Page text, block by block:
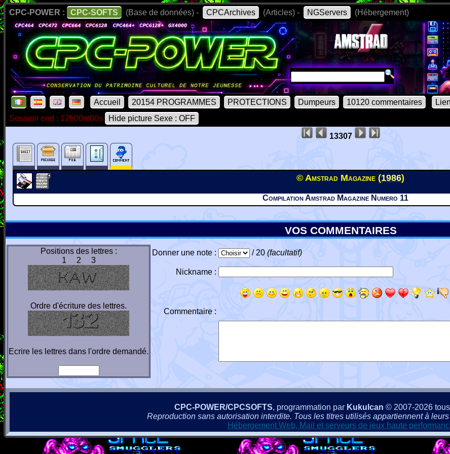
CPC-POWER : CPC-SOFTS (Base de données) - CPCArchives (Articles) - NGServers (Hébergement)
Accueil 20154 PROGRAMMES PROTECTIONS Dumpeurs 10120 commentaires
Session end : 12h00m00s
Hide picture Sexe : OFF
13307
© Amstrad Magazine (1986)
Compilation Amstrad Magazine Numero 11
VOS COMMENTAIRES
Positions des lettres :
1 2 3
Ordre d'écriture des lettres.
Ecrire les lettres dans l'ordre demandé.
Donner une note : / 20 (facultatif)
Nickname :
Commentaire :
CPC-POWER/CPCSOFTS, programmation par Kukulcan © 2007-2026
Reproduction sans autorisation interdite. Tous les titres utilisés appartiennent à
Hébergement Web, Mail et serveurs de jeux haute